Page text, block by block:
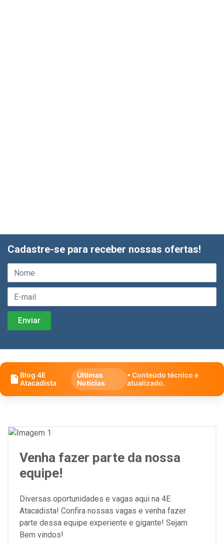
Cadastre-se para receber nossas ofertas!
Blog 4E
Atacadista
Últimas
Notícias
• Conteúdo técnico e
atualizado.
Venha fazer parte da nossa
equipe!
Diversas oportunidades e vagas aqui na 4E
Atacadista! Confira nossas vagas e venha fazer
parte dessa equipe experiente e gigante! Sejam
Bem vindos!